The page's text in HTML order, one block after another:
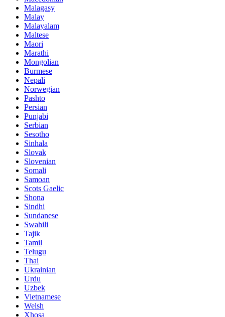
Malagasy
Malay
Malayalam
Maltese
Maori
Marathi
Mongolian
Burmese
Nepali
Norwegian
Pashto
Persian
Punjabi
Serbian
Sesotho
Sinhala
Slovak
Slovenian
Somali
Samoan
Scots Gaelic
Shona
Sindhi
Sundanese
Swahili
Tajik
Tamil
Telugu
Thai
Ukrainian
Urdu
Uzbek
Vietnamese
Welsh
Xhosa